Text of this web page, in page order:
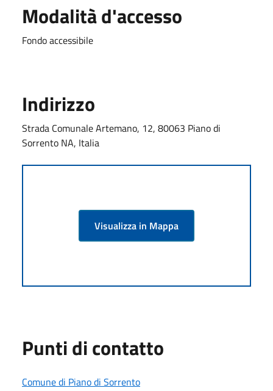
Modalità d'accesso
Fondo accessibile
Indirizzo
Strada Comunale Artemano, 12, 80063 Piano di
Sorrento NA, Italia
Visualizza in Mappa
Punti di contatto
Comune di Piano di Sorrento